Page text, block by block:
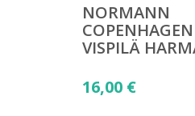
NORMANN
VISPILÄ
16,00 €